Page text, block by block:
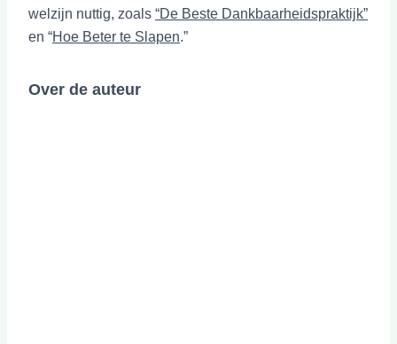
welzijn nuttig, zoals “De Beste Dankbaarheidspraktijk”
en “Hoe Beter te Slapen.”
Over de auteur